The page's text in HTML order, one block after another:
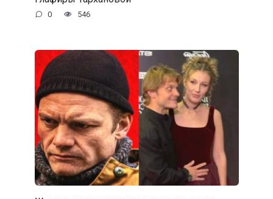
0 546